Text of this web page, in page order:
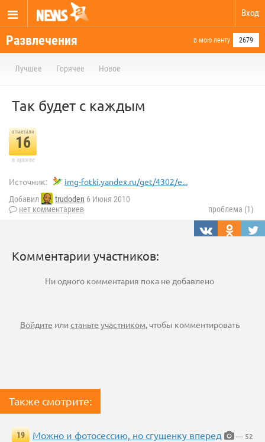
Вход
Развлечения в мою ленту 2679
Лучшее Горячее Новое
Так будет с каждым
отметили
16
в архиве
Источник: img-fotki.yandex.ru/get/4302/e...
Добавил trudoden 6 Июня 2010
нет комментариев
проблема (1)
Комментарии участников:
Ни одного комментария пока не добавлено
Войдите илистаньте участником, чтобы комментировать
Также смотрите:
19 Можно и фотосессию, но сгущенку вперед
— 52